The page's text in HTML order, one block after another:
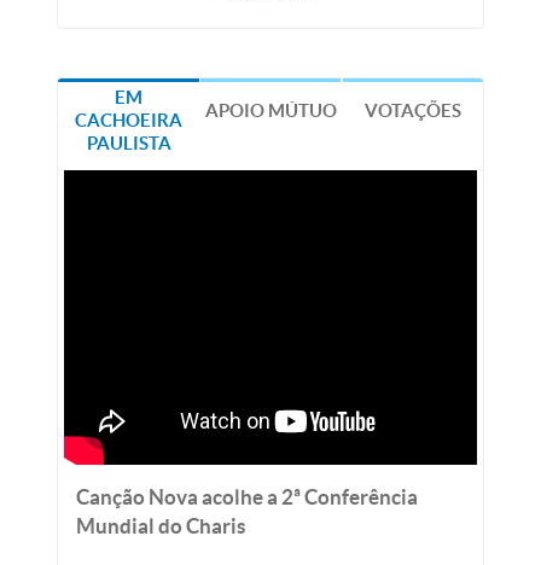
EM
CACHOEIRA
PAULISTA
APOIO MÚTUO VOTAÇÕES
Canção Nova acolhe a 2ª Conferência
Mundial do Charis